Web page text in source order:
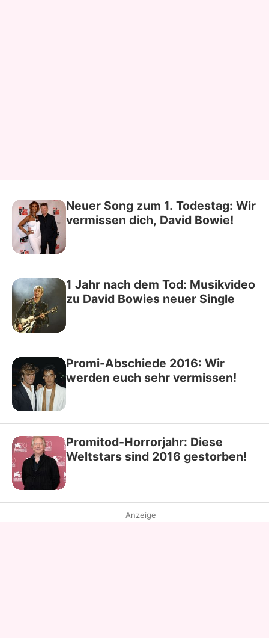
Neuer Song zum 1. Todestag: Wir
vermissen dich, David Bowie!
1 Jahr nach dem Tod: Musikvideo
zu David Bowies neuer Single
Promi-Abschiede 2016: Wir
werden euch sehr vermissen!
Promitod-Horrorjahr: Diese
Weltstars sind 2016 gestorben!
Anzeige